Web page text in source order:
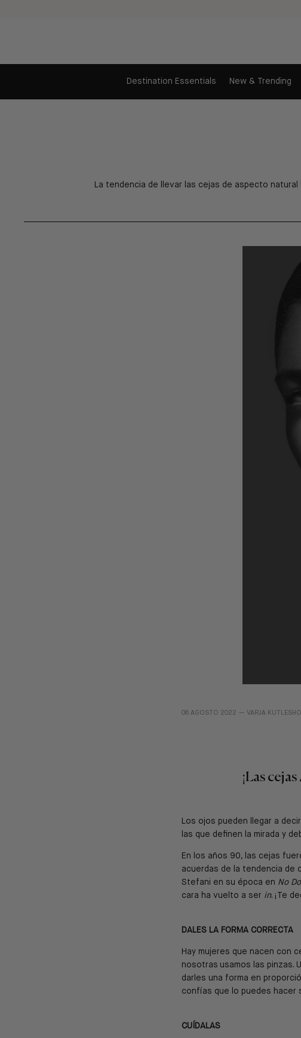
Destination Essentials New & Trending
La tendencia de llevar las cejas de aspecto natural
08 AGOSTO 2022 — VARJA
¡Las cejas
Los ojos pueden llegar a
las que definen la mirada y
En los años 90, las cejas
acuerdas de la tendencia de
Stefani en su época en No
cara ha vuelto a ser in. ¡Te
DALES LA FORMA CORRECTA
Hay mujeres que nacen con
nosotras usamos las pinzas.
darles una forma en
confías que lo puedes hacer
CUÍDALAS